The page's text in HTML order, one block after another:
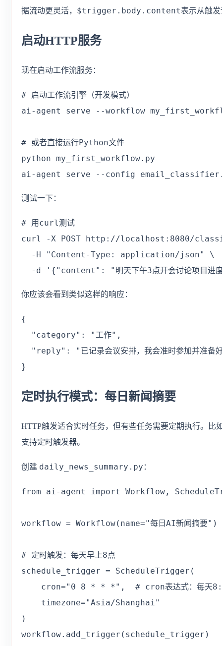
据流动更灵活， $trigger.body.content表示从触发
启动HTTP服务
现在启动工作流服务：
# 启动工作流引擎（开发模式）
ai-agent serve --workflow
# 或者直接运行Python文件
python my_first_workflow.py
ai-agent serve --config
测试一下：
# 用curl测试
curl -X POST http://localhost:8080/
  -H "Content-Type: application/json" \
-d '{"content": "明天下午3点开会讨论项目进
你应该会看到类似这样的响应：
{
  "category": "工作",
"reply": "已记录会议安排，我会准时参加并准备
}
定时执行模式：每日新闻摘要
HTTP触发适合实时任务，但有些任务需要定期执行。比
支持定时触发器。
创建 daily_news_summary.py ：
from ai-agent import Workflow,
workflow = Workflow(name="每日AI新闻摘要")
# 定时触发：每天早上8点
schedule_trigger = ScheduleTrigger(
cron="0 8 * * *",  # cron表达式：每天
    timezone="Asia/Shanghai"
)
workflow.add_trigger(schedule_trigger)